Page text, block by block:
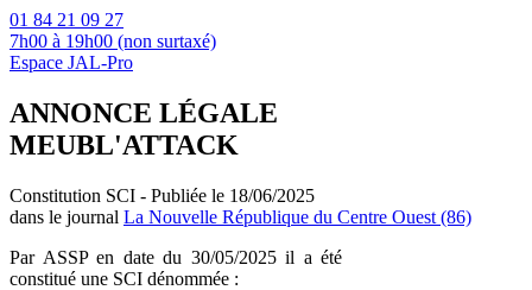
01 84 21 09 27
7h00 à 19h00 (non surtaxé)
Espace JAL-Pro
ANNONCE LÉGALE
MEUBL'ATTACK
Constitution SCI - Publiée le 18/06/2025
dans le journal La Nouvelle République du Centre Ouest (86)
Par ASSP en date du 30/05/2025 il a été
constitué une SCI dénommée :